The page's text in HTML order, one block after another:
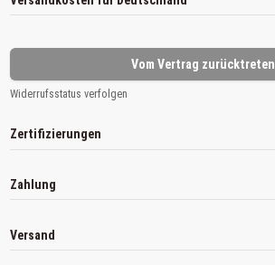
Vom Vertrag zurücktreten
Widerrufsstatus verfolgen
Zertifizierungen
Zahlung
Versand